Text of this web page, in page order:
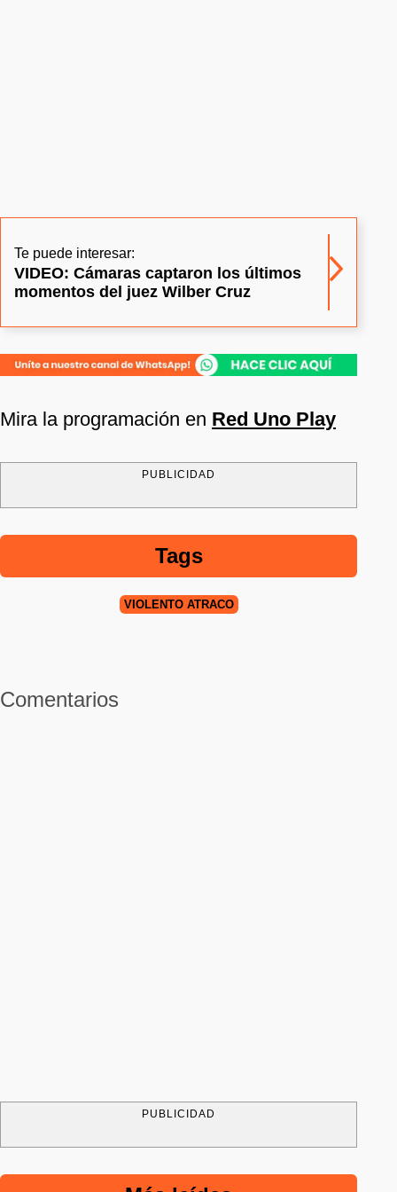
Te puede interesar:
VIDEO: Cámaras captaron los últimos
momentos del juez Wilber Cruz
Mira la programación en Red Uno Play
PUBLICIDAD
Tags
VIOLENTO ATRACO
Comentarios
PUBLICIDAD